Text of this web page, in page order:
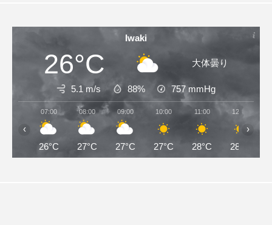
Iwaki
26°C 大体曇り
5.1 m/s 88% 757 mmHg
07:00
26°C
08:00
27°C
09:00
27°C
10:00
27°C
11:00
28°C
12:00
28°C
‹ ›